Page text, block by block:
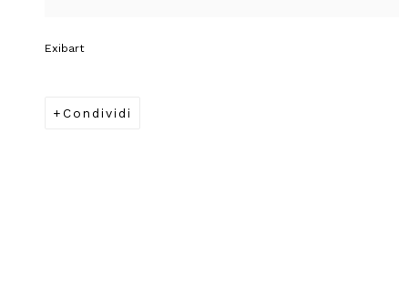
Exibart
Condividi